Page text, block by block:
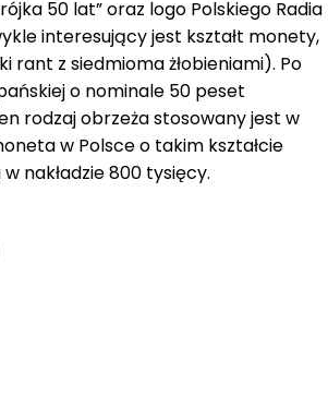
50 lat” oraz logo Polskiego Radia
interesujący jest kształt monety,
rant z siedmioma żłobieniami). Po
o nominale 50 peset
rodzaj obrzeża stosowany jest w
w Polsce o takim kształcie
nakładzie 800 tysięcy.